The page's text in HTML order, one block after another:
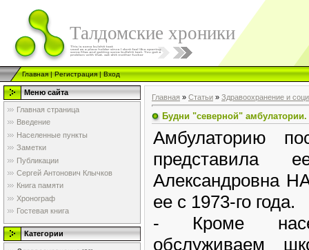
Талдомские хроники
Главная|Регистрация|Вход
Меню сайта
Главная страница
Введение
Населенные пункты
Заметки
Публикации
Сергей Антонович Клычков
Книга памяти
Хронограф
Гостевая книга
Категории
Главная » Статьи » Здравоохранение и
Будни "северной" амбулатории.
Амбулаторию
представила
Александровна
ее с 1973-го года.
- Кроме
обслуживаем